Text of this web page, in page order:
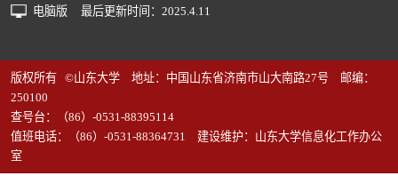
电脑版
最后更新时间： 2025 4. 11
版权所有 ©山东大学 地址：中国山东省济南市山大南路27号 邮编：
250100
查号台：（86）-0531-88395114
值班电话：（86）-0531-88364731 建设维护：山东大学信息化工作办公
室